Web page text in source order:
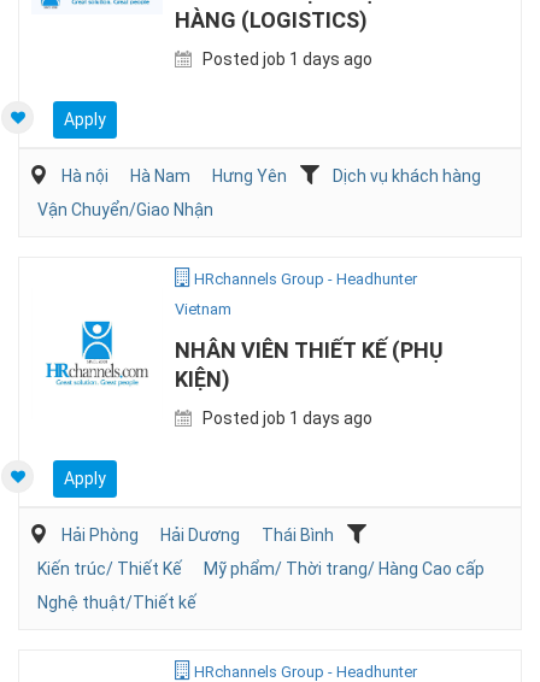
HÀNG (LOGISTICS)
Posted job 1 days ago
Apply
Hà nội Hà Nam Hưng Yên
Dịch vụ khách hàng
Vận Chuyển/Giao Nhận
HRchannels Group - Headhunter
Vietnam
NHÂN VIÊN THIẾT KẾ (PHỤ
KIỆN)
Posted job 1 days ago
Apply
Hải Phòng Hải Dương
Thái Bình
Kiến trúc/ Thiết Kế
Mỹ phẩm/ Thời trang/ Hàng Cao cấp
Nghệ thuật/Thiết kế
HRchannels Group - Headhunter